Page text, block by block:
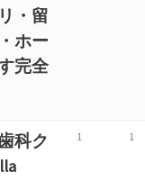
・留
ホー
完全
科ク
1 1